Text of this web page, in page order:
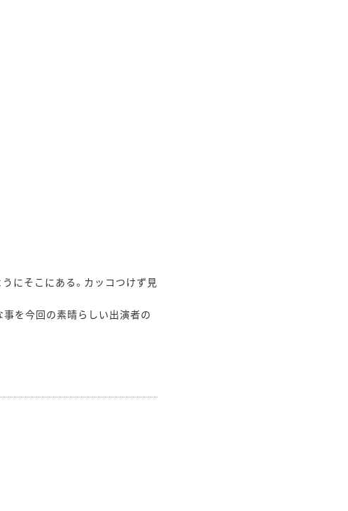
にそこにある。カッコつけず見
を今回の素晴らしい出演者の